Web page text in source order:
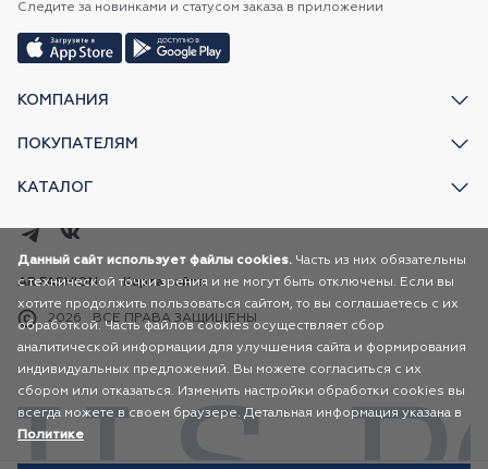
КОМПАНИЯ
ПОКУПАТЕЛЯМ
КАТАЛОГ
Следите за новинками и статусом заказа в приложении
2026 ВСЕ ПРАВА ЗАЩИЩЕНЫ
AR FASHION Карта сайта
Данный сайт использует файлы cookies. Часть из них обязательны
с технической точки зрения и не могут быть отключены. Если вы
хотите продолжить пользоваться сайтом, то вы соглашаетесь с их
обработкой. Часть файлов cookies осуществляет сбор
аналитической информации для улучшения сайта и формирования
индивидуальных предложений. Вы можете согласиться с их
сбором или отказаться. Изменить настройки обработки cookies вы
всегда можете в своем браузере. Детальная информация указана в
Политике